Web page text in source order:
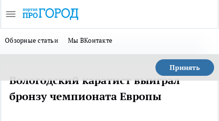
Обзорные статьи Мы ВКонтакте
Принять
Вологодский каратист выиграл
бронзу чемпионата Европы